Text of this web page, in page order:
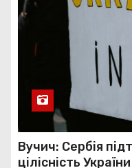
Вучич: Сербія
цілісність України